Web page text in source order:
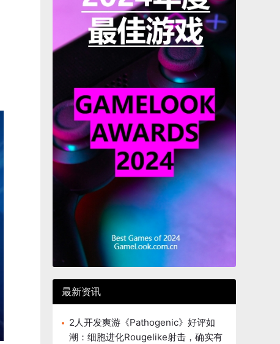
最新资讯
2人开发爽游《Pathogenic》好评如
潮：细胞进化Rougelike射击，确实有